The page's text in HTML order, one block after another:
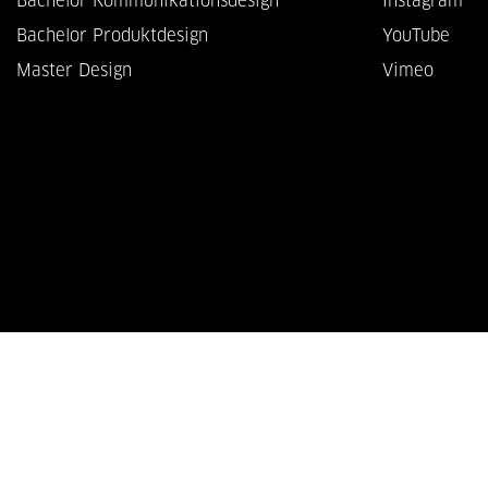
Bachelor Produktdesign
Master Design
YouTube
Vimeo